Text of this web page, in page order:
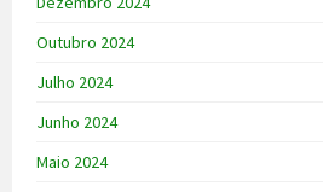
Outubro 2024
Julho 2024
Junho 2024
Maio 2024